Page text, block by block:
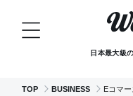
日本最大級
TOP BUSINESS Eコマ